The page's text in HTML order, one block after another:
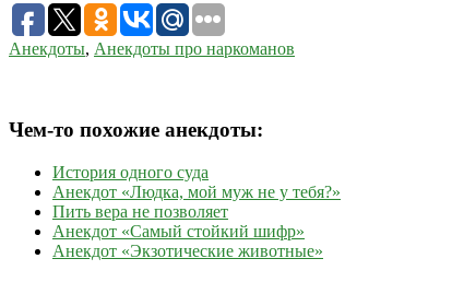
Анекдоты, Анекдоты про наркоманов
Чем-то похожие анекдоты:
История одного суда
Анекдот «Людка, мой муж не у тебя?»
Пить вера не позволяет
Анекдот «Самый стойкий шифр»
Анекдот «Экзотические животные»